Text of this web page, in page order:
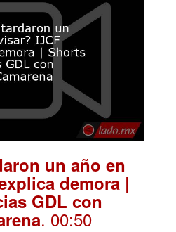
un año en
demora |
GDL con
. 00:50